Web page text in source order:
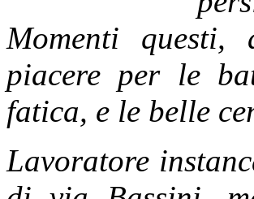
Momenti questi,
piacere per le
fatica, e le belle
Lavoratore ins